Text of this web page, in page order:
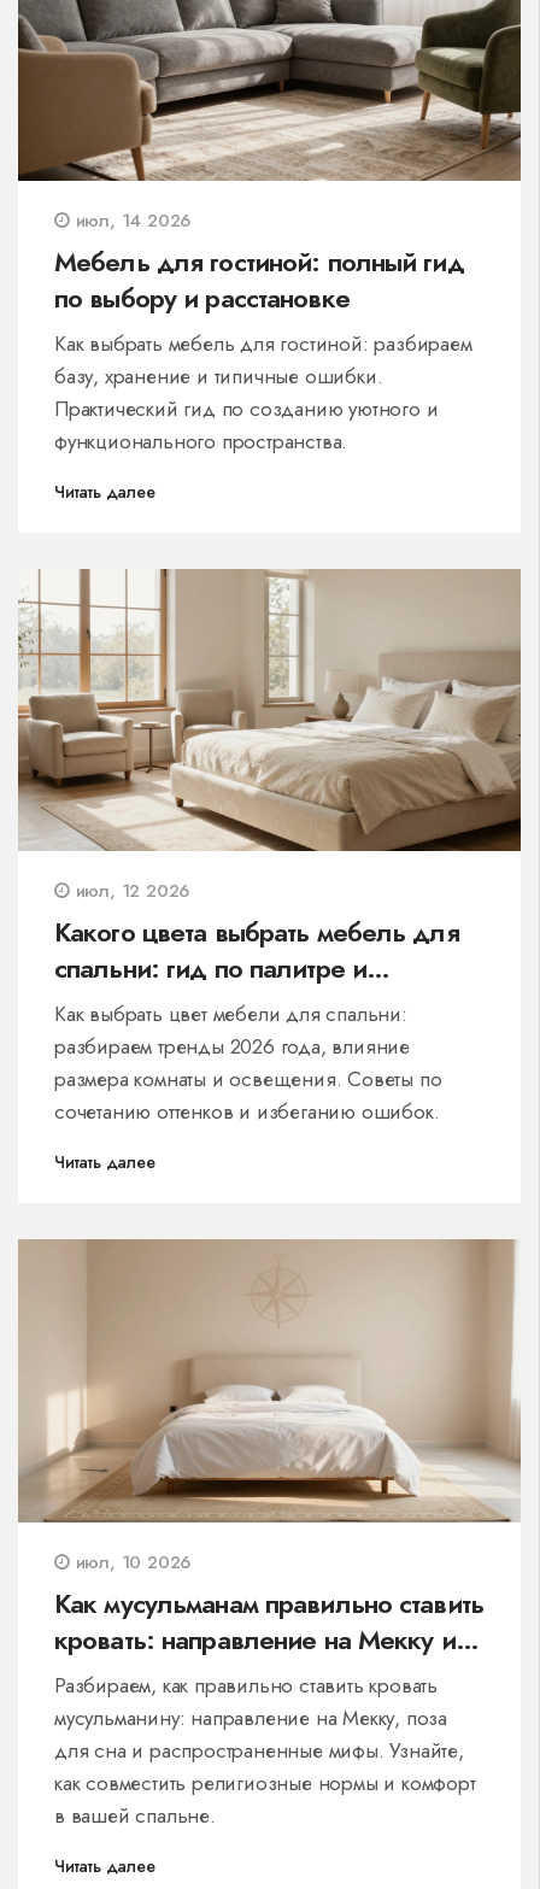
июл, 14 2026
Мебель для гостиной: полный гид
по выбору и расстановке
Как выбрать мебель для гостиной: разбираем
базу, хранение и типичные ошибки.
Практический гид по созданию уютного и
функционального пространства.
Читать далее
июл, 12 2026
Какого цвета выбрать мебель для
спальни: гид по палитре и
сочетаниям
Как выбрать цвет мебели для спальни:
разбираем тренды 2026 года, влияние
размера комнаты и освещения. Советы по
сочетанию оттенков и избеганию ошибок.
Читать далее
июл, 10 2026
Как мусульманам правильно ставить
кровать: направление на Мекку и
правила
Разбираем, как правильно ставить кровать
мусульманину: направление на Мекку, поза
для сна и распространенные мифы. Узнайте,
как совместить религиозные нормы и комфорт
в вашей спальне.
Читать далее